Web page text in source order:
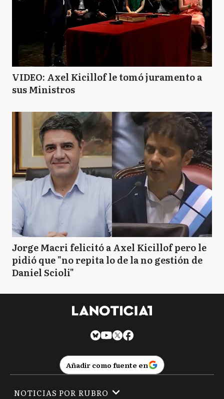
VIDEO: Axel Kicillof le tomó juramento a
sus Ministros
Jorge Macri felicitó a Axel Kicillof pero le
pidió que "no repita lo de la no gestión de
Daniel Scioli"
Añadir como fuente en
NOTICIAS POR RUBRO